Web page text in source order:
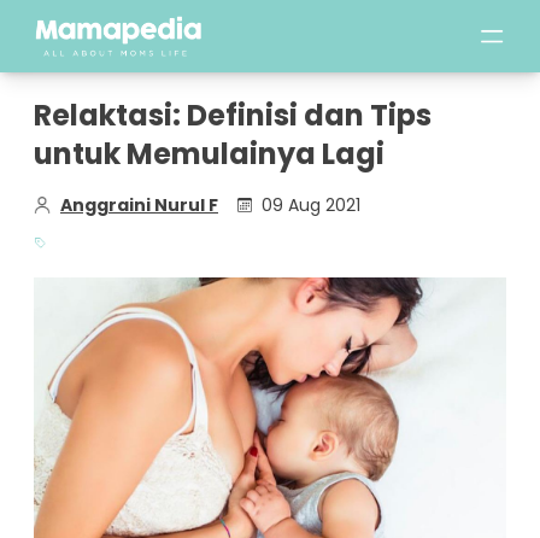
Relaktasi: Definisi dan Tips
untuk Memulainya Lagi
Anggraini Nurul F 09 Aug 2021